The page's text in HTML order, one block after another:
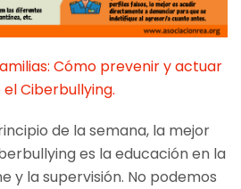
Cómo prevenir y actuar
Ciberbullying.
de la semana, la mejor
es la educación en la
y la supervisión. No podemos